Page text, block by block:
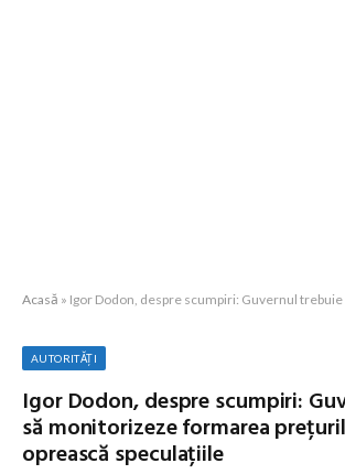
Acasă » Igor Dodon, despre scumpiri: Guvernul trebuie să monitorizeze formarea
AUTORITĂȚI
Igor Dodon, despre scumpiri:
să monitorizeze formarea
oprească speculațiile